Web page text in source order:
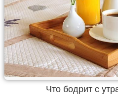
Что бодрит с